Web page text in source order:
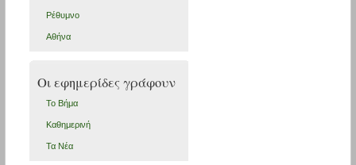
Ρέθυμνο
Αθήνα
Οι εφημερίδες γράφουν
Το Βήμα
Καθημερινή
Τα Νέα